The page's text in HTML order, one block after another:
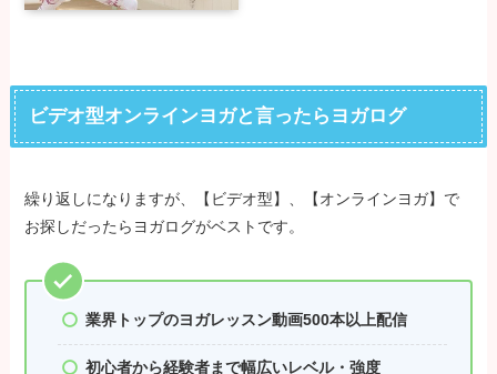
ビデオ型オンラインヨガと言ったらヨガログ
繰り返しになりますが、【ビデオ型】、【オンラインヨガ】で
お探しだったらヨガログがベストです。
業界トップのヨガレッスン動画500本以上配信
初心者から経験者まで幅広いレベル・強度